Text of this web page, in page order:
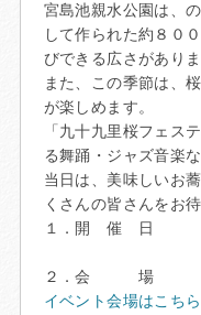
宮島池親水公園は、
して作られた約８０
びできる広さがありま
また、この季節は、
が楽しめます。
「九十九里桜フェス
る舞踊・ジャズ音楽
当日は、美味しいお
くさんの皆さんをお
１．開 催 日 平成
２．会 場 宮島
イベント会場はこち